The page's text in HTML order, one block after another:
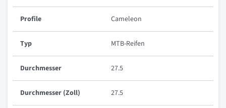
Profile Cameleon
Typ MTB-Reifen
Durchmesser 27.5
Durchmesser (Zoll) 27.5